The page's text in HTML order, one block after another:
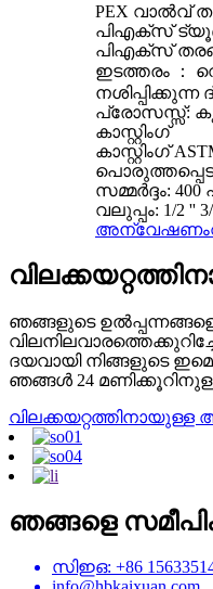
PEX വാൽവ്
പി‌എക്സ്
പി‌എക്സ്
ഇടത്തരം ：
നശിപ്പിക്കുന്ന
പ്രോസസ്സ്:
കാസ്റ്റിംഗ്
കാസ്റ്റിംഗ്
സമ്മർദ്ദം:
വലുപ്പം: 1/2 '' 3/
അന്വേഷണം
ഞങ്ങളുടെ
ദയവായി നിങ്ങളുടെ
ഞങ്ങൾ‌ 24
ഞങ്ങളെ
സിഇഒ: +86